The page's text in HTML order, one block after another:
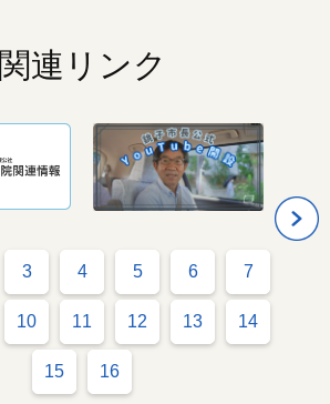
関連リンク
3 4 5 6 7
10 11 12 13 14
15 16